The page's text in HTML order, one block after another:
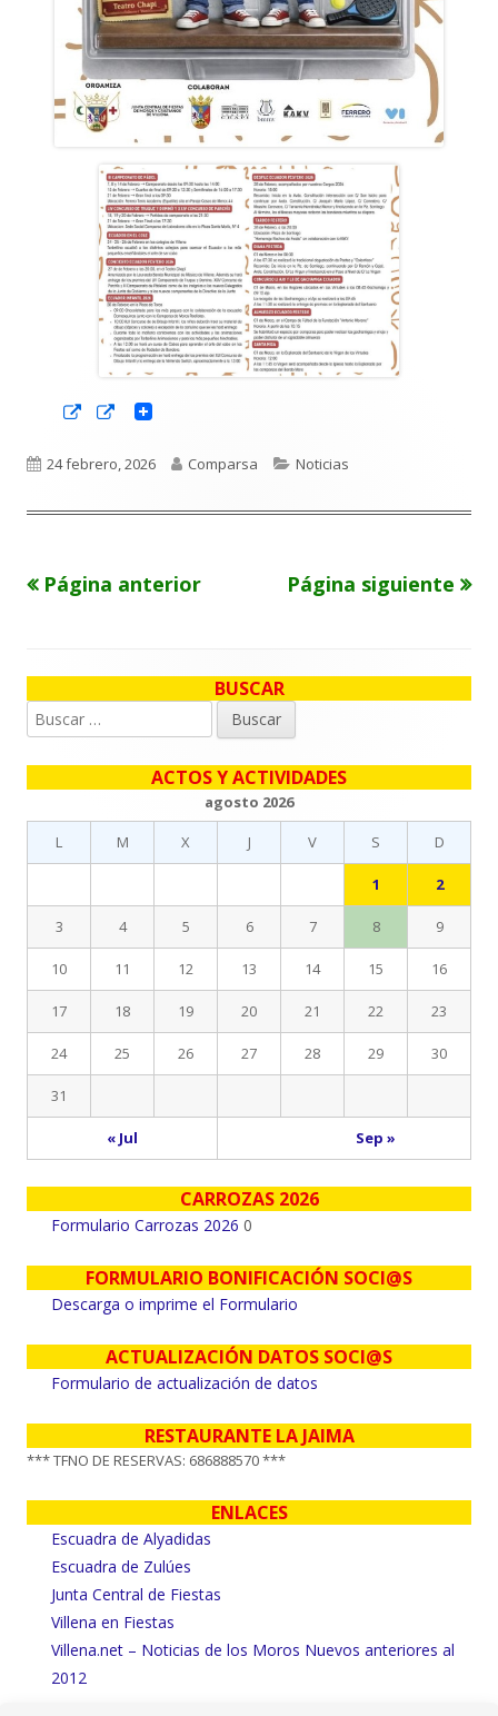
Abrir
ventana
Abrir
ventana
Publicado
24 febrero, 2026 Autor
Comparsa Categorías
Noticias
Paginación
entradas
Página anterior Página siguiente
Barra
lateral
principal
BUSCAR
Buscar:
ACTOS Y ACTIVIDADES
agosto 2026
L
M X J V S D
1 2
3 4 5 6 7 8 9
10 11 12 13 14 15 16
17 18 19 20 21 22 23
24 25 26 27 28 29 30
31
« Jul Sep »
CARROZAS 2026
Formulario Carrozas 2026 0
FORMULARIO BONIFICACIÓN SOCI@S
Descarga o imprime el Formulario
ACTUALIZACIÓN DATOS SOCI@S
Formulario de actualización de datos
RESTAURANTE LA JAIMA
*** TFNO DE RESERVAS: 686888570 ***
ENLACES
Escuadra de Alyadidas
Escuadra de Zulúes
Junta Central de Fiestas
Villena en Fiestas
Villena.net – Noticias de los Moros Nuevos anteriores al
2012